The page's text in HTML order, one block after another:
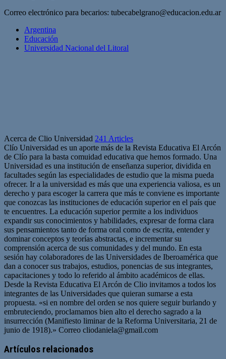
Correo electrónico para becarios: tubecabelgrano@educacion.edu.ar
Argentina
Educación
Universidad Nacional del Litoral
Acerca de Clio Universidad 241 Articles
Clío Universidad es un aporte más de la Revista Educativa El Arcón
de Clío para la basta comuidad educativa que hemos formado. Una
Universidad es una institución de enseñanza superior, dividida en
facultades según las especialidades de estudio que la misma pueda
ofrecer. Ir a la universidad es más que una experiencia valiosa, es un
derecho y para escoger la carrera que más te conviene es importante
que conozcas las instituciones de educación superior en el país que
te encuentres. La educación superior permite a los individuos
expandir sus conocimientos y habilidades, expresar de forma clara
sus pensamientos tanto de forma oral como de escrita, entender y
dominar conceptos y teorías abstractas, e incrementar su
comprensión acerca de sus comunidades y del mundo. En esta
sesión hay colaboradores de las Universidades de Iberoamérica que
dan a conocer sus trabajos, estudios, ponencias de sus integrantes,
capacitaciones y todo lo referido al ámbito académicos de ellas.
Desde la Revista Educativa El Arcón de Clio invitamos a todos los
integrantes de las Universidades que quieran sumarse a esta
propuesta. «si en nombre del orden se nos quiere seguir burlando y
embruteciendo, proclamamos bien alto el derecho sagrado a la
insurrección (Manifiesto liminar de la Reforma Universitaria, 21 de
junio de 1918).» Correo cliodaniela@gmail.com
Artículos relacionados